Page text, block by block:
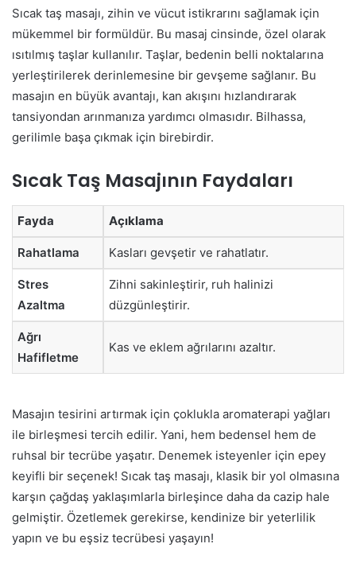
Sıcak taş masajı, zihin ve vücut istikrarını sağlamak için
mükemmel bir formüldür. Bu masaj cinsinde, özel olarak
ısıtılmış taşlar kullanılır. Taşlar, bedenin belli noktalarına
yerleştirilerek derinlemesine bir gevşeme sağlanır. Bu
masajın en büyük avantajı, kan akışını hızlandırarak
tansiyondan arınmanıza yardımcı olmasıdır. Bilhassa,
gerilimle başa çıkmak için birebirdir.
Sıcak Taş Masajının Faydaları
Fayda Açıklama
Rahatlama Kasları gevşetir ve rahatlatır.
Stres
Azaltma
Zihni sakinleştirir, ruh halinizi
düzgünleştirir.
Ağrı
Hafifletme
Kas ve eklem ağrılarını azaltır.
Masajın tesirini artırmak için çoklukla aromaterapi yağları
ile birleşmesi tercih edilir. Yani, hem bedensel hem de
ruhsal bir tecrübe yaşatır. Denemek isteyenler için epey
keyifli bir seçenek! Sıcak taş masajı, klasik bir yol olmasına
karşın çağdaş yaklaşımlarla birleşince daha da cazip hale
gelmiştir. Özetlemek gerekirse, kendinize bir yeterlilik
yapın ve bu eşsiz tecrübesi yaşayın!